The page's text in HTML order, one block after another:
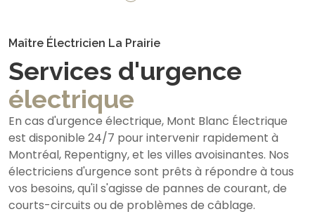
Maître Électricien La Prairie
Services d'urgence
électrique
En cas d'urgence électrique, Mont Blanc Électrique
est disponible 24/7 pour intervenir rapidement à
Montréal, Repentigny, et les villes avoisinantes. Nos
électriciens d'urgence sont prêts à répondre à tous
vos besoins, qu'il s'agisse de pannes de courant, de
courts-circuits ou de problèmes de câblage.